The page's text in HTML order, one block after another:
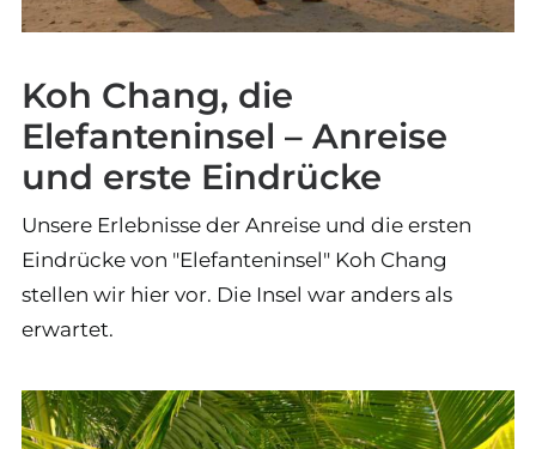
Koh Chang, die
Elefanteninsel – Anreise
und erste Eindrücke
Unsere Erlebnisse der Anreise und die ersten
Eindrücke von "Elefanteninsel" Koh Chang
stellen wir hier vor. Die Insel war anders als
erwartet.